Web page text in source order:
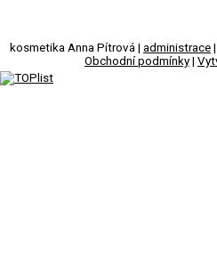
kosmetika Anna Pítrová | administrace |
Obchodní podmínky |